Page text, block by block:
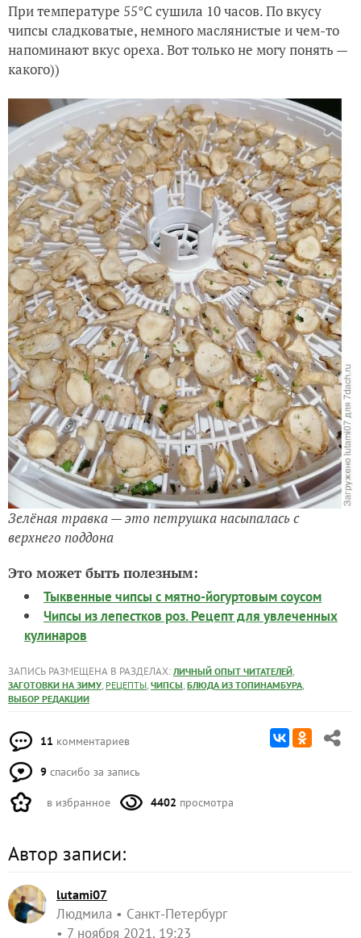
При температуре 55°C сушила 10 часов. По вкусу
чипсы сладковатые, немного маслянистые и чем-то
напоминают вкус ореха. Вот только не могу понять —
какого))
Зелёная травка — это петрушка насыпалась с
верхнего поддона
Это может быть полезным:
Тыквенные чипсы с мятно-йогуртовым соусом
Чипсы из лепестков роз. Рецепт для увлеченных
кулинаров
ЗАПИСЬ РАЗМЕЩЕНА В РАЗДЕЛАХ: ЛИЧНЫЙ ОПЫТ ЧИТАТЕЛЕЙ,
ЗАГОТОВКИ НА ЗИМУ, РЕЦЕПТЫ, ЧИПСЫ, БЛЮДА ИЗ ТОПИНАМБУРА,
ВЫБОР РЕДАКЦИИ
11 комментариев
9 спасибо за запись
в избранное 4402 просмотра
Автор записи:
lutami07
Людмила
Санкт-Петербург
7 ноября 2021, 19:23